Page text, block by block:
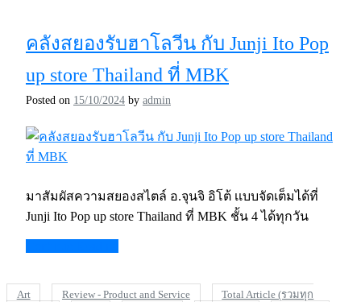
คลังสยองรับฮาโลวีน กับ Junji Ito Pop
up store Thailand ที่ MBK
Posted on 15/10/2024 by admin
มาสัมผัสความสยองสไตล์ อ.จุนจิ อิโต้ เเบบจัดเต็มได้ที่
Junji Ito Pop up store Thailand ที่ MBK ชั้น 4 ได้ทุกวัน
Art Review - Product and Service
Total Article (รวมทุก